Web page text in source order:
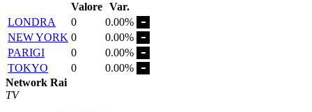
Valore Var.
LONDRA
0
0.00%
NEW YORK 0
0.00%
PARIGI
0
0.00%
TOKYO
0
0.00%
Network Rai
TV